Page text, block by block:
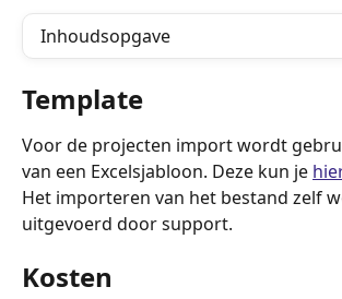
Inhoudsopgave
Template
Voor de projecten import wordt
van een Excelsjabloon. Deze kun je
Het importeren van het bestand zelf
uitgevoerd door support.
Kosten